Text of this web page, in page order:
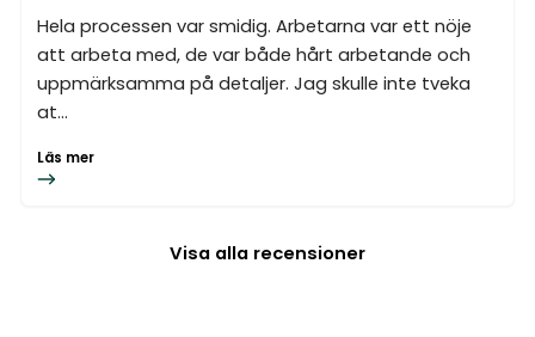
Hela processen var smidig. Arbetarna var ett nöje
att arbeta med, de var både hårt arbetande och
uppmärksamma på detaljer. Jag skulle inte tveka
at...
Läs mer
Visa alla recensioner